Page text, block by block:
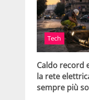
Tech
Caldo record
la rete
sempre più